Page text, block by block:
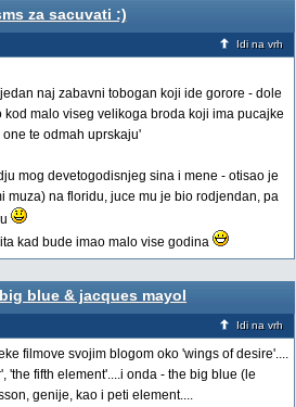
za sacuvati :)
Idi na vrh
naj zabavni tobogan koji ide gorore - dole
kod malo viseg velikoga broda koji ima pucajke
te odmah uprskaju'
mog devetogodisnjeg sina i mene - otisao je
muza) na floridu, juce mu je bio rodjendan, pa
kad bude imao malo vise godina
blue & jacques mayol
Idi na vrh
filmove svojim blogom oko 'wings of desire'....
'the fifth element'....i onda - the big blue (le
genije, kao i peti element....